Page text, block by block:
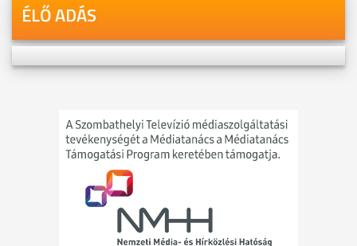
ÉLŐ ADÁS